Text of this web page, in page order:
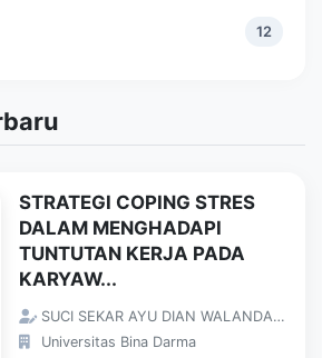
12
STRATEGI COPING STRES
DALAM MENGHADAPI
TUNTUTAN KERJA PADA
KARYAW...
SUCI SEKAR AYU DIAN WALANDARI;
Universitas Bina Darma